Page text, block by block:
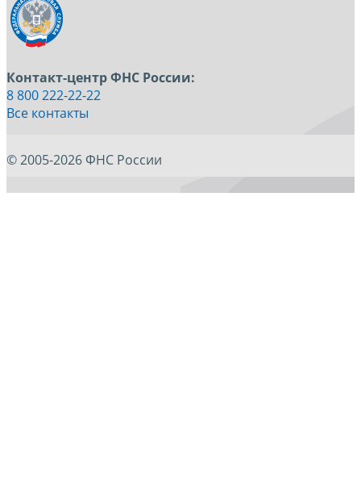
Контакт-центр ФНС России:
8 800 222-22-22
Все контакты
© 2005-2026 ФНС России